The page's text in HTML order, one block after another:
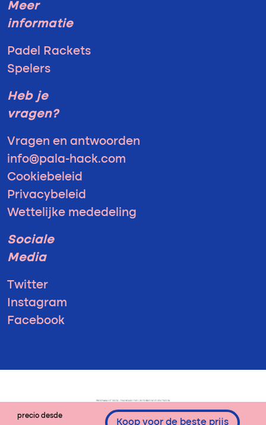
precio desde
Koop voor de beste prijs
Meer
informatie
Padel Rackets
Spelers
Heb je
vragen?
Vragen en antwoorden
info@pala-hack.com
Cookiebeleid
Privacybeleid
Wettelijke mededeling
Sociale
Media
Twitter
Instagram
Facebook